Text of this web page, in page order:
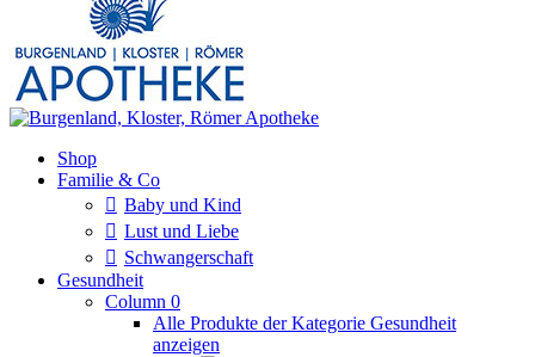
Shop
Familie & Co
Baby und Kind
Lust und Liebe
Schwangerschaft
Gesundheit
Column 0
Alle Produkte der Kategorie Gesundheit
anzeigen